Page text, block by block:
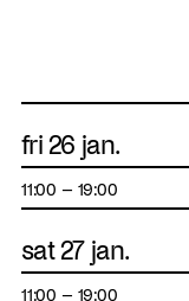
fri 26 jan.
11:00 – 19:00
sat 27 jan.
11:00 – 19:00